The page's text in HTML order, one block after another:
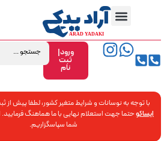
ورود|
ثبت
نام
با توجه به نوسانات و شرایط متغیر کشور، لطفا پیش
ایساکوحتما جهت استعلام نهایی با ما هماهنگ
شما سپاسگزاریم.